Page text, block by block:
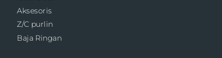
Aksesoris
Z/C purlin
Baja Ringan